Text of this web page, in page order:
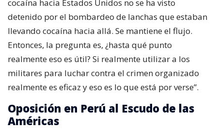
cocaína hacia Estados Unidos no se ha visto
detenido por el bombardeo de lanchas que estaban
llevando cocaína hacia allá. Se mantiene el flujo.
Entonces, la pregunta es, ¿hasta qué punto
realmente eso es útil? Si realmente utilizar a los
militares para luchar contra el crimen organizado
realmente es eficaz y eso es lo que está por verse”.
Oposición en Perú al Escudo de las
Américas